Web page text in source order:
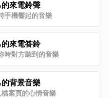
來電鈴聲
手機響起的音樂
來電答鈴
時對方聽到的音樂
背景音樂
案頁的心情音樂